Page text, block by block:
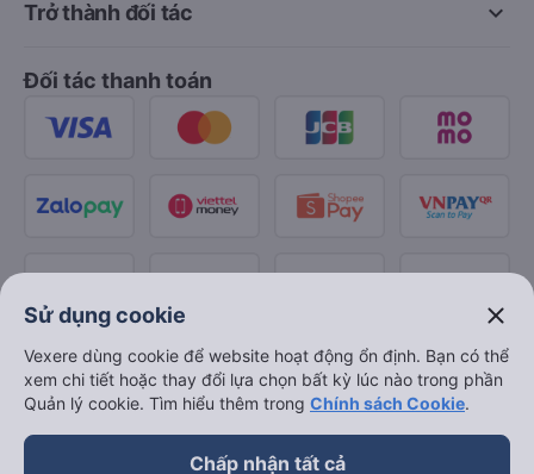
keyboard_arrow_down
Trở thành đối tác
Đối tác thanh toán
Sử dụng cookie close
Vexere dùng cookie để website hoạt động ổn định. Bạn có thể
xem chi tiết hoặc thay đổi lựa chọn bất kỳ lúc nào trong phần
Quản lý cookie. Tìm hiểu thêm trong Chính sách Cookie.
Chấp nhận tất cả